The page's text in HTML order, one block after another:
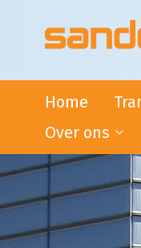
Home
de
Over ons
Het Succes van
Wat ons drijft
Handige tips
Condities